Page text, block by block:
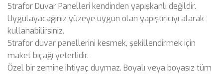
Strafor Duvar Panelleri kendinden yapışkanlı değildir.
Uygulayacağınız yüzeye uygun olan yapıştırıcıyı alarak
kullanabilirsiniz.
Strafor duvar panellerini kesmek, şekillendirmek için
maket bıçağı yeterlidir.
Özel bir zemine ihtiyaç duymaz. Boyalı veya boyasız tüm